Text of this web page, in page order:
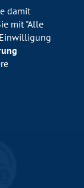
damit
mit "Alle